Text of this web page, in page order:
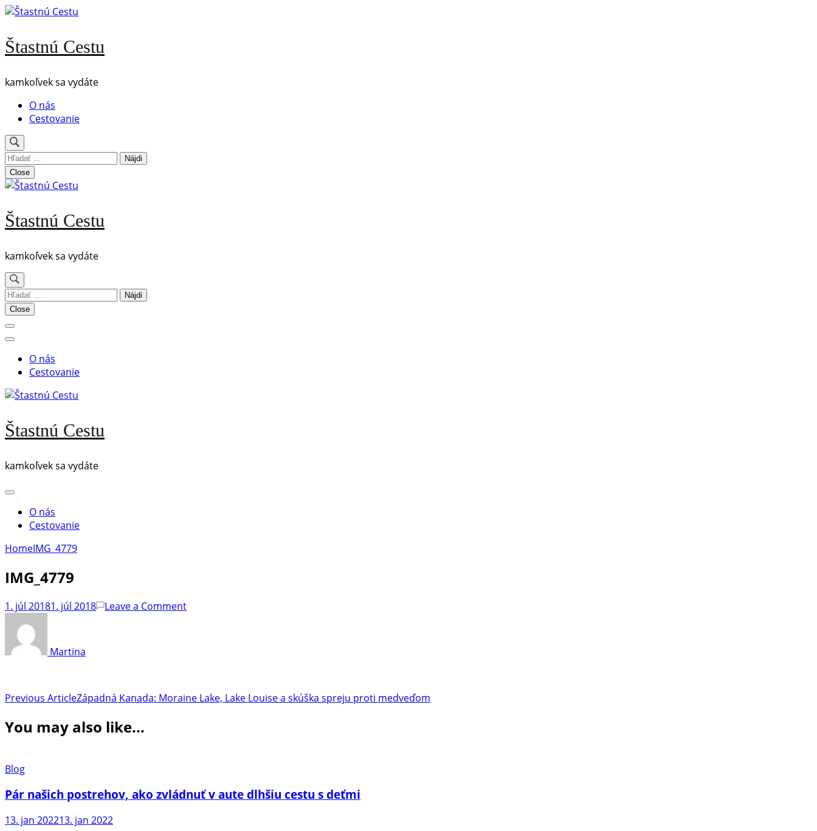
Skip
content
(Press
Štastnú Cestu
kamkoľvek sa vydáte
O nás
Cestovanie
Hľadať:
Close
Štastnú Cestu
kamkoľvek sa vydáte
Hľadať:
Close
O nás
Cestovanie
Štastnú Cestu
kamkoľvek sa vydáte
O nás
Cestovanie
HomeIMG_4779
IMG_4779
1. júl 20181. júl 2018 Leave a Commenton
Martina
Post
Navigation
Previous ArticleZápadná Kanada: Moraine Lake, Lake Louise a skúška spreju proti medveďom
You may also like...
Blog
Pár našich postrehov, ako zvládnuť v aute dlhšiu cestu s deťmi
13. jan 202213. jan 2022